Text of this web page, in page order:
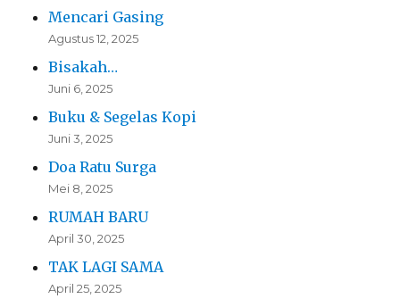
Mencari Gasing
Agustus 12, 2025
Bisakah…
Juni 6, 2025
Buku & Segelas Kopi
Juni 3, 2025
Doa Ratu Surga
Mei 8, 2025
RUMAH BARU
April 30, 2025
TAK LAGI SAMA
April 25, 2025